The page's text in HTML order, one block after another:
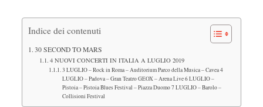
Indice dei contenuti
30 SECOND TO MARS
4 NUOVI CONCERTI IN ITALIA A LUGLIO 2019
3 LUGLIO – Rock in Roma – Auditorium Parco della Musica – Cavea 4
LUGLIO – Padova – Gran Teatro GEOX – Arena Live 6 LUGLIO –
Pistoia – Pistoia Blues Festival – Piazza Duomo 7 LUGLIO – Barolo –
Collisioni Festival